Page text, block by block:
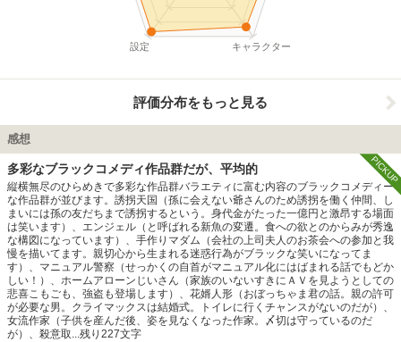
キャラクター
設定
評価分布をもっと見る
感想
多彩なブラックコメディ作品群だが、平均的
縦横無尽のひらめきで多彩な作品群バラエティに富む内容のブラックコメディー
な作品群が並びます。誘拐天国（孫に会えない爺さんのため誘拐を働く仲間、し
まいには孫の友だちまで誘拐するという。身代金がたった一億円と激昂する場面
は笑います）、エンジェル（と呼ばれる新魚の変遷。食への欲とのからみが秀逸
な構図になっています）、手作りマダム（会社の上司夫人のお茶会への参加と我
慢を描いてます。親切心から生まれる迷惑行為がブラックな笑いになってま
す）、マニュアル警察（せっかくの自首がマニュアル化にはばまれる話でもどか
しい！）、ホームアローンじいさん（家族のいないすきにＡＶを見ようとしての
悲喜こもごも、強盗も登場します）、花婿人形（おぼっちゃま君の話。親の許可
が必要な男。クライマックスは結婚式。トイレに行くチャンスがないのだが）、
女流作家（子供を産んだ後、姿を見なくなった作家。〆切は守っているのだ
が）、殺意取...残り 227文字
PICKUP